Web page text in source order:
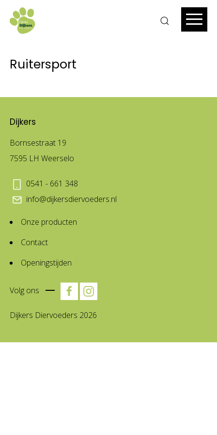
Ruitersport
Dijkers
Bornsestraat 19
7595 LH Weerselo
0541 - 661 348
info@dijkersdiervoeders.nl
Onze producten
Contact
Openingstijden
Volg ons
Dijkers Diervoeders 2026